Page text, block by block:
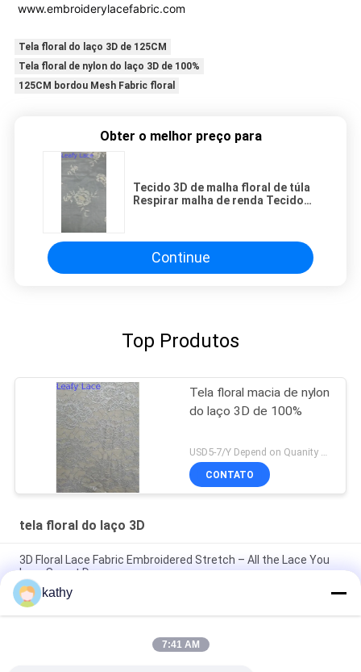
www.embroiderylacefabric.com
Tela floral do laço 3D de 125CM
Tela floral de nylon do laço 3D de 100%
125CM bordou Mesh Fabric floral
Obter o melhor preço para
Tecido 3D de malha floral de túla
Respirar malha de renda Tecido
Continue
Top Produtos
Tela floral macia de nylon
do laço 3D de 100%
CONTATO
tela floral do laço 3D
3D Floral Lace Fabric Embroidered Stretch – All the Lace You
Love Sweet Dresses
Tecido de renda 3D Floral Elegante Bordado Tecido Laser Tech
Festa Estilo de luxo Tecido de renda
Tela de renda bordada de estilo vintage 3D Floral Tulle Branco
kathy
7:41 AM